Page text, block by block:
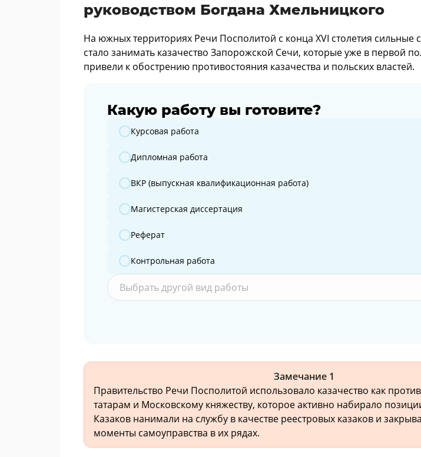
руководством Богдана Хмельницкого
На южных территориях Речи Посполитой с конца XVI столетия сильные
стало занимать казачество Запорожской Сечи, которые уже в первой
привели к обострению противостояния казачества и польских властей.
Какую работу вы готовите?
Какую работу вы готовите?
Курсовая работа
Дипломная работа
ВКР (выпускная квалификационная работа)
Магистерская диссертация
Реферат
Контрольная работа
Выбрать другой вид работы
Замечание 1
Правительство Речи Посполитой использовало казачество как
татарам и Московскому княжеству, которое активно набирало
Казаков нанимали на службу в качестве реестровых казаков и
моменты самоуправства в их рядах.